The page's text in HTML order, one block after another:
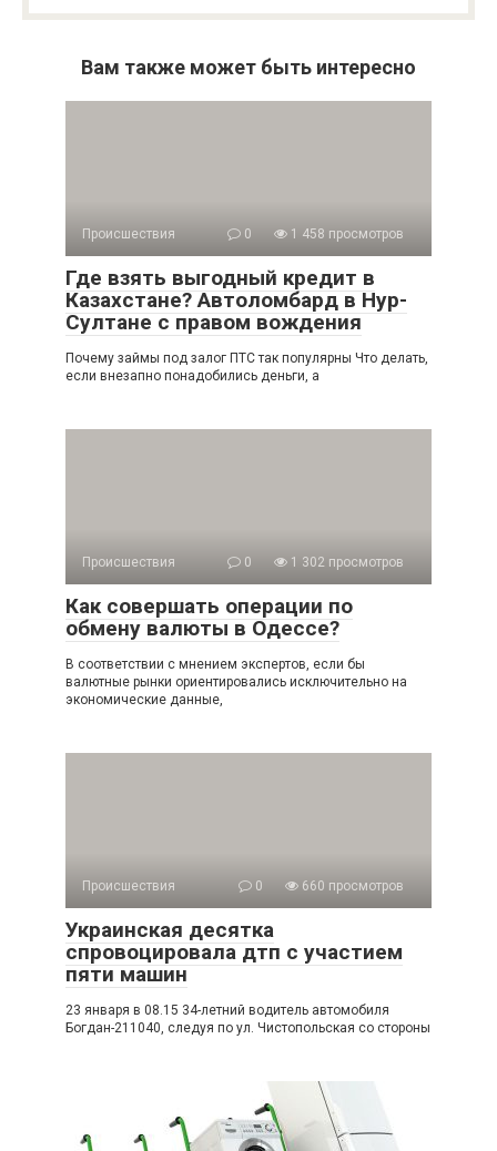
Вам также может быть интересно
Происшествия 0 1 458 просмотров
Где взять выгодный кредит в
Казахстане? Автоломбард в Нур-
Султане с правом вождения
Почему займы под залог ПТС так популярны Что делать,
если внезапно понадобились деньги, а
Происшествия 0 1 302 просмотров
Как совершать операции по
обмену валюты в Одессе?
В соответствии с мнением экспертов, если бы
валютные рынки ориентировались исключительно на
экономические данные,
Происшествия 0 660 просмотров
Украинская десятка
спровоцировала дтп с участием
пяти машин
23 января в 08.15 34-летний водитель автомобиля
Богдан-211040, следуя по ул. Чистопольская со стороны